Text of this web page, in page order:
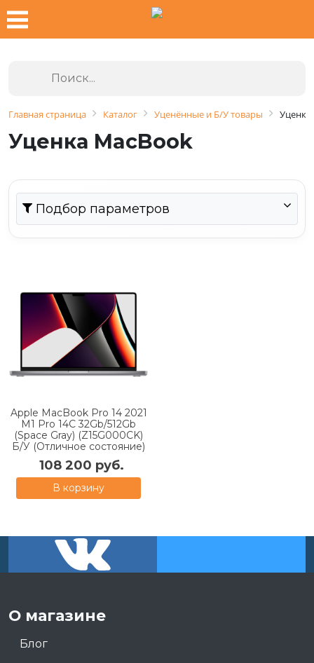
Главная страница Каталог Уценённые и Б/У товары Уценка
Уценка MacBook
Подбор параметров
Apple MacBook Pro 14 2021
M1 Pro 14С 32Gb/512Gb
(Space Gray) (Z15G000CK)
Б/У (Отличное состояние)
108 200 руб.
В корзину
О магазине
Блог